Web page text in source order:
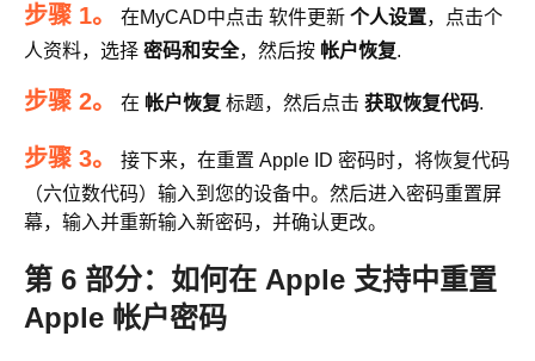
步骤 1。 在MyCAD中点击 软件更新 个人设置，点击个
人资料，选择 密码和安全，然后按 帐户恢复.
步骤 2。 在 帐户恢复 标题，然后点击 获取恢复代码.
步骤 3。
接下来，在重置 Apple ID 密码时，将恢复代码
（六位数代码）输入到您的设备中。然后进入密码重置屏
幕，输入并重新输入新密码，并确认更改。
第 6 部分：如何在 Apple 支持中重置
Apple 帐户密码